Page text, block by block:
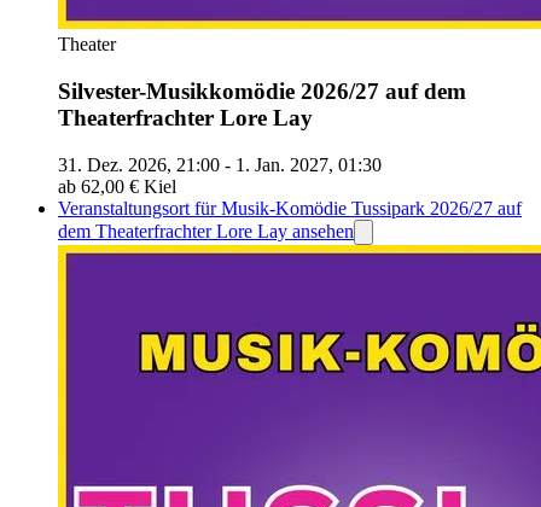
Theater
Silvester-Musikkomödie 2026/27 auf dem
Theaterfrachter Lore Lay
31. Dez. 2026, 21:00 - 1. Jan. 2027, 01:30
ab 62,00 € Kiel
Veranstaltungsort für Musik-Komödie Tussipark 2026/27 auf
dem Theaterfrachter Lore Lay ansehen